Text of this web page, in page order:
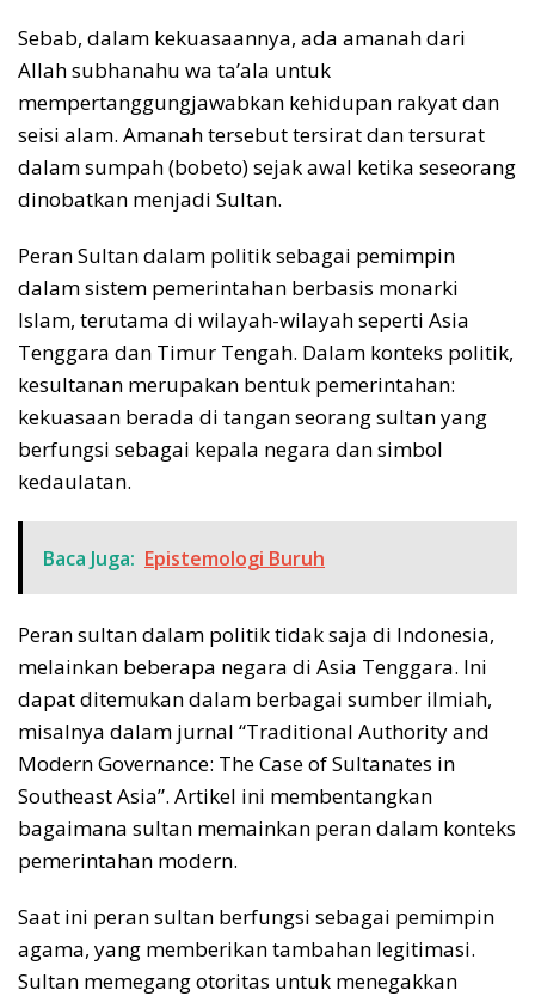
Sebab, dalam kekuasaannya, ada amanah dari
Allah subhanahu wa ta’ala untuk
mempertanggungjawabkan kehidupan rakyat dan
seisi alam. Amanah tersebut tersirat dan tersurat
dalam sumpah (bobeto) sejak awal ketika seseorang
dinobatkan menjadi Sultan.
Peran Sultan dalam politik sebagai pemimpin
dalam sistem pemerintahan berbasis monarki
Islam, terutama di wilayah-wilayah seperti Asia
Tenggara dan Timur Tengah. Dalam konteks politik,
kesultanan merupakan bentuk pemerintahan:
kekuasaan berada di tangan seorang sultan yang
berfungsi sebagai kepala negara dan simbol
kedaulatan.
Baca Juga: Epistemologi Buruh
Peran sultan dalam politik tidak saja di Indonesia,
melainkan beberapa negara di Asia Tenggara. Ini
dapat ditemukan dalam berbagai sumber ilmiah,
misalnya dalam jurnal “Traditional Authority and
Modern Governance: The Case of Sultanates in
Southeast Asia”. Artikel ini membentangkan
bagaimana sultan memainkan peran dalam konteks
pemerintahan modern.
Saat ini peran sultan berfungsi sebagai pemimpin
agama, yang memberikan tambahan legitimasi.
Sultan memegang otoritas untuk menegakkan